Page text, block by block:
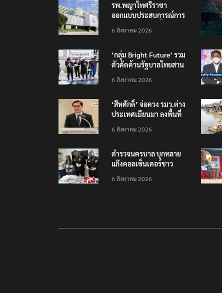
รพ.พญาไทศรีราชา
ออกแบบประสบการณ์การ
รองรับอนาคต EEC
6 สิงหาคม 2026
‘กลุ่ม Bright Future’ รวม
ตัวคัดค้านรัฐบาลไทยสาน
6 สิงหาคม 2026
‘สีหศักดิ์’ จ่อควง รมว.ต่าง
ประเทศเมียนมา ลงพื้นที่
6 สิงหาคม 2026
ตำรวจนครบาล บุกทลาย
แก๊งคอลเซ็นเตอร์ชาว
ในกล่องพัสดุส่งญี่ปุ่น
6 สิงหาคม 2026